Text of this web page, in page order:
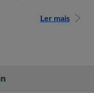
Ler mais